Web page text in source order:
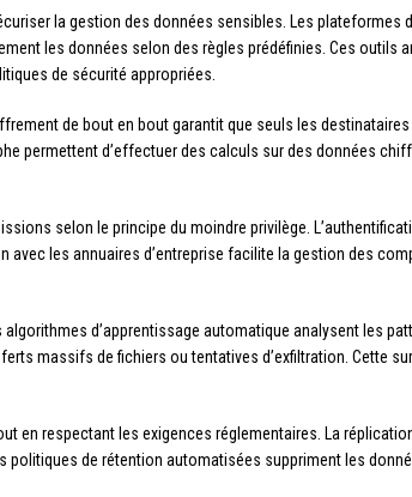
la gestion des données sensibles. Les plateformes
les données selon des règles prédéfinies. Ces outils
de sécurité appropriées.
de bout en bout garantit que seuls les
permettent d’effectuer des calculs sur des données
selon le principe du moindre privilège.
les annuaires d’entreprise facilite la gestion des
d’apprentissage automatique analysent les
massifs de fichiers ou tentatives d’exfiltration. Cette
en respectant les exigences réglementaires. La
de rétention automatisées suppriment les